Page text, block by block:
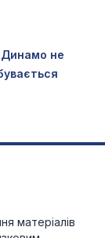
Динамо не
матеріалів